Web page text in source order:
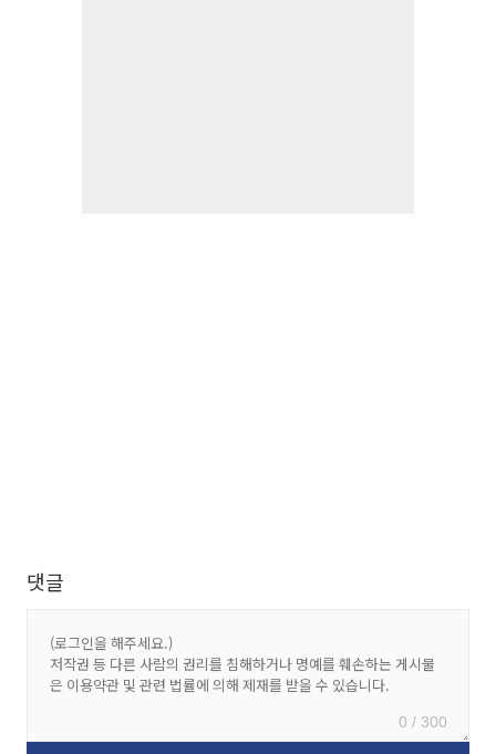
댓글
0 / 300